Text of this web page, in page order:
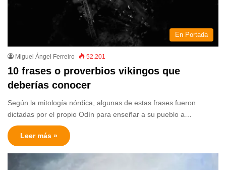
En Portada
Miguel Ángel Ferreiro 52.201
10 frases o proverbios vikingos que
deberías conocer
Según la mitología nórdica, algunas de estas frases fueron
dictadas por el propio Odín para enseñar a su pueblo a…
Leer más »